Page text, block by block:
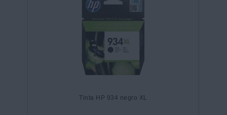
Tinta HP 934 negro XL